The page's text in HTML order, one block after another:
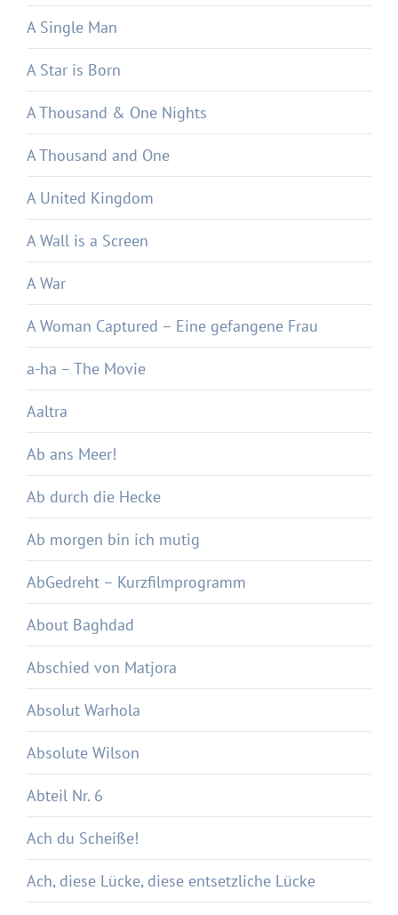
A Single Man
A Star is Born
A Thousand & One Nights
A Thousand and One
A United Kingdom
A Wall is a Screen
A War
A Woman Captured – Eine gefangene Frau
a-ha – The Movie
Aaltra
Ab ans Meer!
Ab durch die Hecke
Ab morgen bin ich mutig
AbGedreht – Kurzfilmprogramm
About Baghdad
Abschied von Matjora
Absolut Warhola
Absolute Wilson
Abteil Nr. 6
Ach du Scheiße!
Ach, diese Lücke, diese entsetzliche Lücke